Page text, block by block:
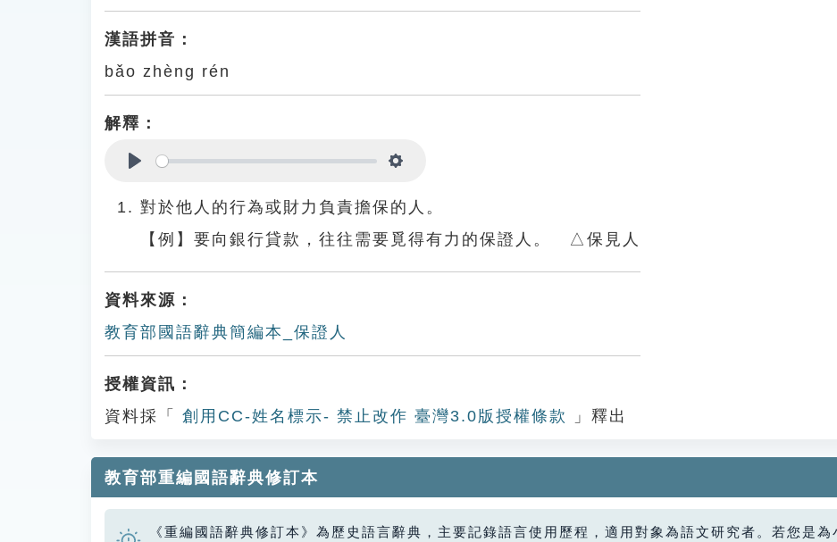
漢語拼音：
bǎo zhèng rén
解釋：
對於他人的行為或財力負責擔保的人。
【例】要向銀行貸款，往往需要覓得有力的保證人。 △保見人
資料來源：
教育部國語辭典簡編本_保證人
授權資訊：
資料採「
創用CC-姓名標示- 禁止改作 臺灣3.0版授權條款 」釋出
教育部重編國語辭典修訂本
《重編國語辭典修訂本》為歷史語言辭典，主要記錄語言使用歷程，適用對象為語文研究者。若您是為